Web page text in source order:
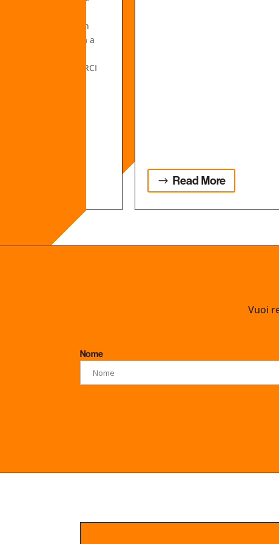
Read More
Vuoi
Nome